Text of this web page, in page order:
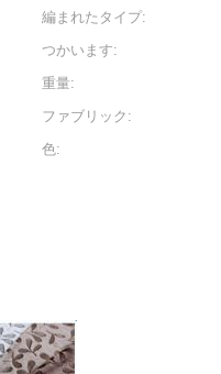
編まれたタイプ:
つかいます:
重量:
ファブリック:
色: